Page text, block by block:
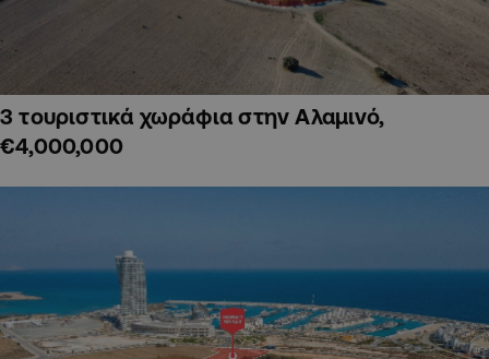
3 τουριστικά χωράφια στην Αλαμινό,
€4,000,000